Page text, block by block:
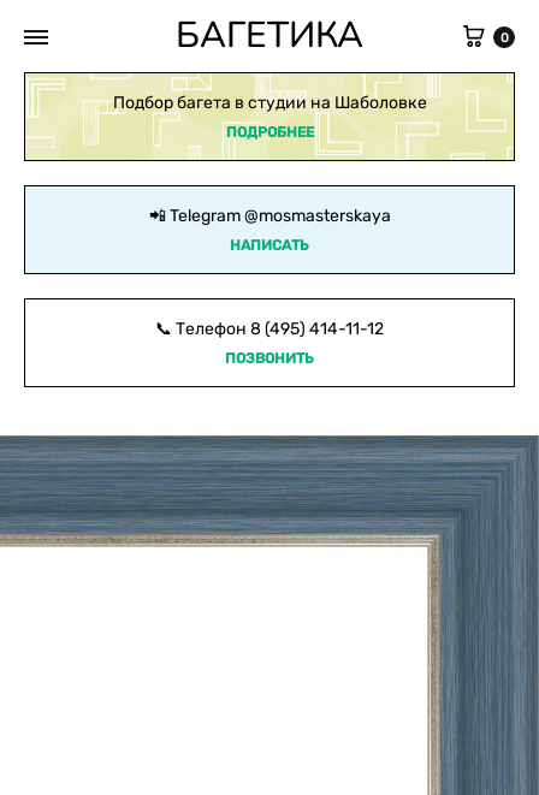
БАГЕТИКА 0
Подбор багета в студии на Шаболовке
ПОДРОБНЕЕ
📲 Telegram@mosmasterskaya
НАПИСАТЬ
📞 Телефон 8 (495) 414-11-12
ПОЗВОНИТЬ